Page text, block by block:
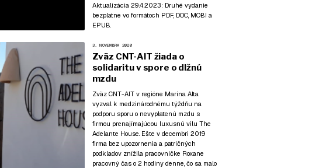
Aktualizácia 29.4.2023: Druhé vydanie
bezplatne vo formátoch PDF, DOC, MOBI a
EPUB.
3. NOVEMBRA 2020
Zväz CNT-AIT žiada o
solidaritu v spore o dlžnú
mzdu
Zväz CNT-AIT v regióne Marina Alta
vyzval k medzinárodnému týždňu na
podporu sporu o nevyplatenú mzdu s
firmou prenajímajúcou luxusnú vilu The
Adelante House. Ešte v decembri 2019
firma bez upozornenia a patričných
podkladov znížila pracovníčke Roxane
pracovný čas o 2 hodiny denne, čo sa malo